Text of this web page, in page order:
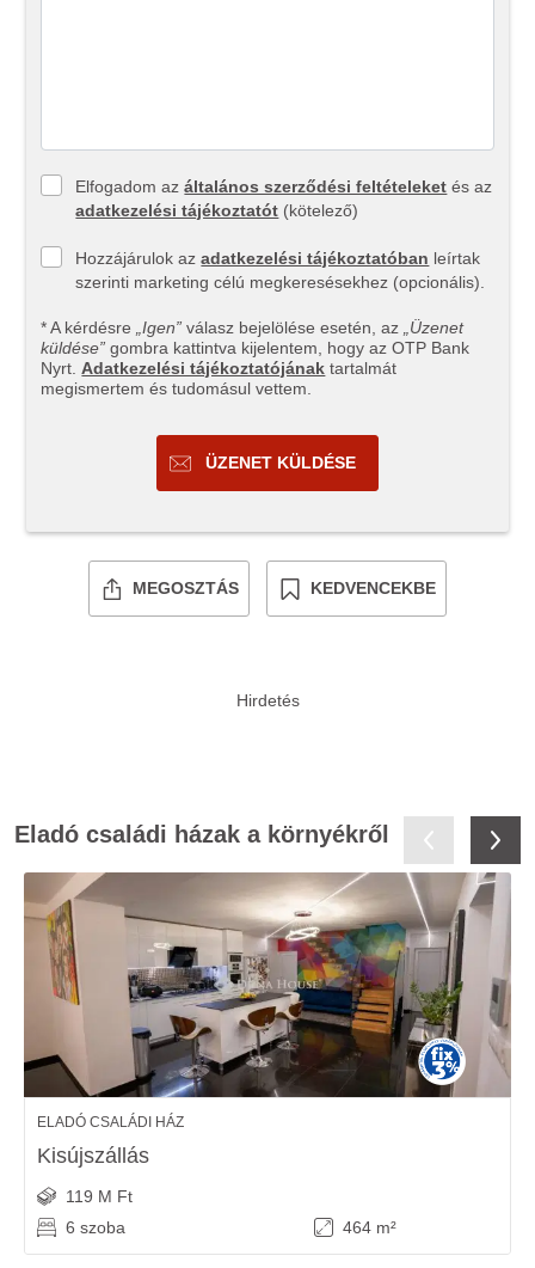
Elfogadom azáltalános szerződési feltételeket és az
adatkezelési tájékoztatót (kötelező)
Hozzájárulok azadatkezelési tájékoztatóban leírtak
szerinti marketing célú megkeresésekhez (opcionális).
* A kérdésre „Igen” válasz bejelölése esetén, az
„Üzenet
küldése” gombra kattintva kijelentem, hogy az OTP Bank
Nyrt. Adatkezelési tájékoztatójának tartalmát
megismertem és tudomásul vettem.
ÜZENET KÜLDÉSE
MEGOSZTÁS KEDVENCEKBE
Eladó családi házak a környékről
ELADÓ CSALÁDI HÁZ
Kisújszállás
119 M Ft
6 szoba
464 m²